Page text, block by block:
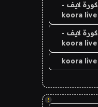
كورة لايف -
koora live
كورة لايف -
koora live
koora live
!